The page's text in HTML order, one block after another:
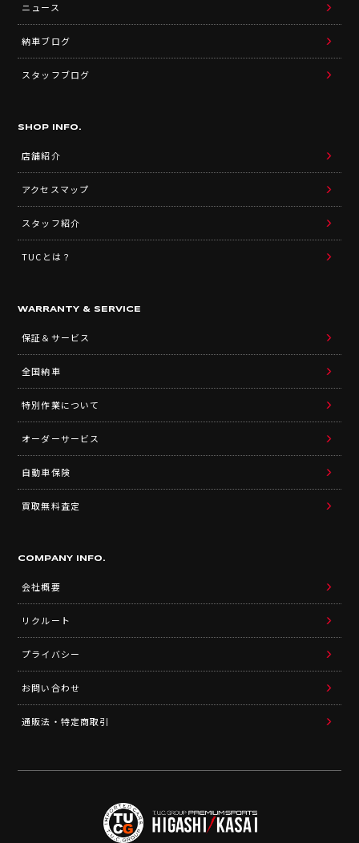
ニュース
納車ブログ
スタッフブログ
SHOP INFO.
店舗紹介
アクセスマップ
スタッフ紹介
TUCとは？
WARRANTY & SERVICE
保証＆サービス
全国納車
特別作業について
オーダーサービス
自動車保険
買取無料査定
COMPANY INFO.
会社概要
リクルート
プライバシー
お問い合わせ
通販法・特定商取引